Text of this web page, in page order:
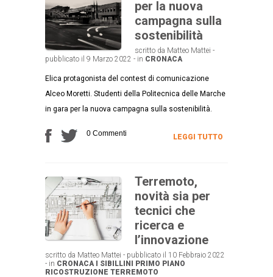
per la nuova
campagna sulla
sostenibilità
scritto da Matteo Mattei -
pubblicato il 9 Marzo 2022 - in CRONACA
Elica protagonista del contest di comunicazione
Alceo Moretti. Studenti della Politecnica delle Marche
in gara per la nuova campagna sulla sostenibilità.
0 Commenti LEGGI TUTTO
Terremoto,
novità sia per
tecnici che
ricerca e
l’innovazione
scritto da Matteo Mattei - pubblicato il 10 Febbraio 2022
- in CRONACA I SIBILLINI PRIMO PIANO
RICOSTRUZIONE TERREMOTO